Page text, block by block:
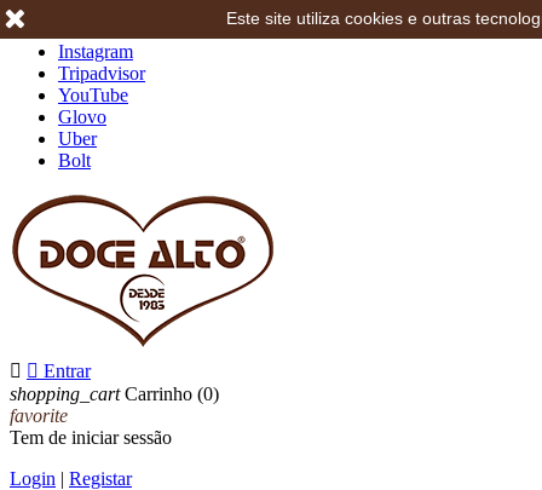
Instagram
Tripadvisor
YouTube
Glovo
Uber
Bolt
  Entrar
shopping_cart Carrinho (0)
favorite
Tem de iniciar sessão
Login | Registar
Este site utiliza cookies e outras